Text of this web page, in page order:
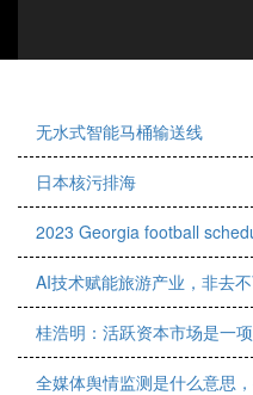
无水式智能马桶输送线
日本核污排海
2023 Georgia football
AI技术赋能旅游产业，非去
桂浩明：活跃资本市场是一
全媒体舆情监测是什么意思